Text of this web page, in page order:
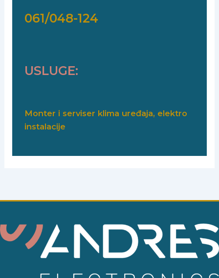
061/048-124
USLUGE:
Monter i serviser klima uređaja, elektro
instalacije